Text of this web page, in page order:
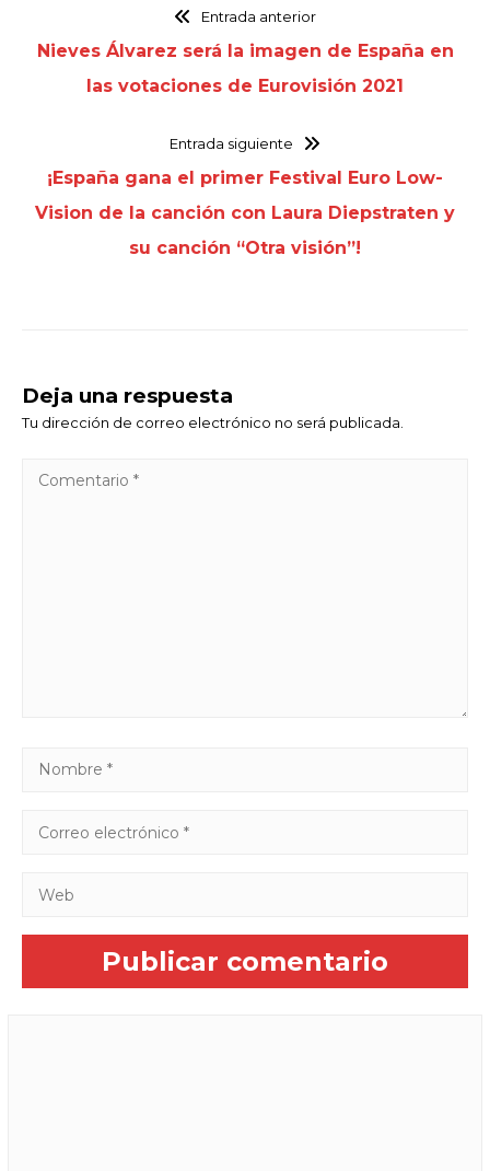
Entrada anterior
Nieves Álvarez será la imagen de España en
las votaciones de Eurovisión 2021
Entrada siguiente
¡España gana el primer Festival Euro Low-
Vision de la canción con Laura Diepstraten y
su canción “Otra visión”!
Deja una respuesta
Tu dirección de correo electrónico no será publicada.